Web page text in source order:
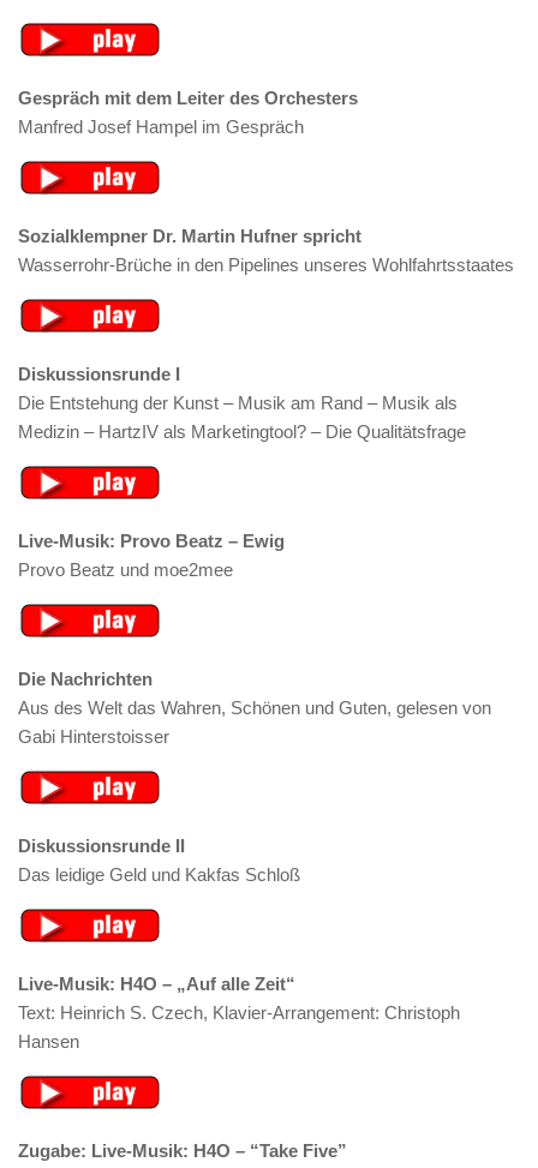
Gespräch mit dem Leiter des Orchesters
Manfred Josef Hampel im Gespräch
Sozialklempner Dr. Martin Hufner spricht
Wasserrohr-Brüche in den Pipelines unseres Wohlfahrtsstaates
Diskussionsrunde I
Die Entstehung der Kunst – Musik am Rand – Musik als
Medizin – HartzIV als Marketingtool? – Die Qualitätsfrage
Live-Musik: Provo Beatz – Ewig
Provo Beatz und moe2mee
Die Nachrichten
Aus des Welt das Wahren, Schönen und Guten, gelesen von
Gabi Hinterstoisser
Diskussionsrunde II
Das leidige Geld und Kakfas Schloß
Live-Musik: H4O – „Auf alle Zeit“
Text: Heinrich S. Czech, Klavier-Arrangement: Christoph
Hansen
Zugabe: Live-Musik: H4O – “Take Five”